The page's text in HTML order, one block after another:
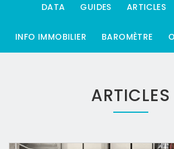
DATA GUIDES ARTICLES
INFO IMMOBILIER BAROMÈTRE
ARTICLES